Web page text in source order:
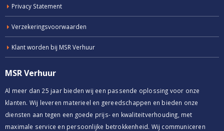
Privacy Statement
Verzekeringsvoorwaarden
Klant worden bij MSR Verhuur
MSR Verhuur
Al meer dan 25 jaar bieden wij een passende oplossing voor onze
klanten. Wij leveren materieel en gereedschappen en bieden onze
diensten aan tegen een goede prijs- en kwaliteitverhouding, met
maximale service en persoonlijke betrokkenheid. Wij communiceren